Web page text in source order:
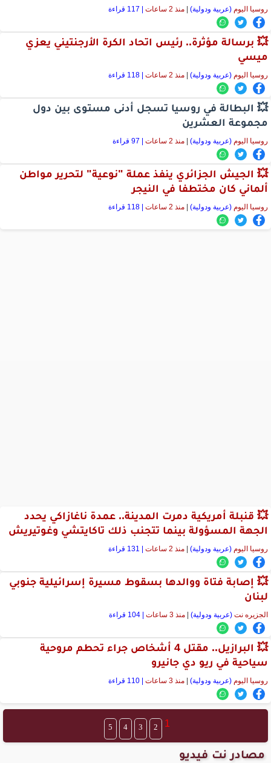
روسيا اليوم (عربية ودولية) منذ 2 ساعات
💥 برسالة مؤثرة.. رئيس اتحاد الكرة الأرجنتيني يعزي
ميسي
روسيا اليوم (عربية ودولية) منذ 2 ساعات
💥 البطالة في روسيا تسجل أدنى مستوى بين دول
مجموعة العشرين
روسيا اليوم (عربية ودولية) منذ 2 ساعات
💥 الجيش الجزائري ينفذ عملة "نوعية" لتحرير مواطن
ألماني كان مختطفا في النيجر
روسيا اليوم (عربية ودولية) منذ 2 ساعات
💥 قنبلة أمريكية دمرت المدينة.. عمدة ناغازاكي يحدد
الجهة المسؤولة بينما تتجنب ذلك تاكايتشي وغوتيريش
روسيا اليوم (عربية ودولية) منذ 2 ساعات
💥 إصابة فتاة ووالدها بسقوط مسيرة إسرائيلية جنوبي
لبنان
الجزيره نت (عربية ودولية) منذ 3 ساعات
💥 البرازيل.. مقتل 4 أشخاص جراء تحطم مروحية
سياحية في ريو دي جانيرو
روسيا اليوم (عربية ودولية) منذ 3 ساعات
1
2
3
4
5
مصادر نت فيديو